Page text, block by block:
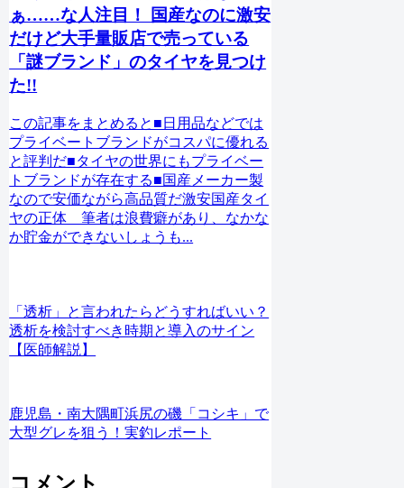
ぁ……な人注目！ 国産なのに激安
だけど大手量販店で売っている
「謎ブランド」のタイヤを見つけ
た!!
この記事をまとめると■日用品などでは
プライベートブランドがコスパに優れる
と評判だ■タイヤの世界にもプライベー
トブランドが存在する■国産メーカー製
なので安価ながら高品質だ激安国産タイ
ヤの正体 筆者は浪費癖があり、なかな
か貯金ができないしょうも...
「透析」と言われたらどうすればいい？
透析を検討すべき時期と導入のサイン
【医師解説】
鹿児島・南大隅町浜尻の磯「コシキ」で
大型グレを狙う！実釣レポート